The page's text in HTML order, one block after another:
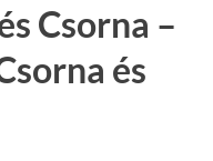
Csorna –
és